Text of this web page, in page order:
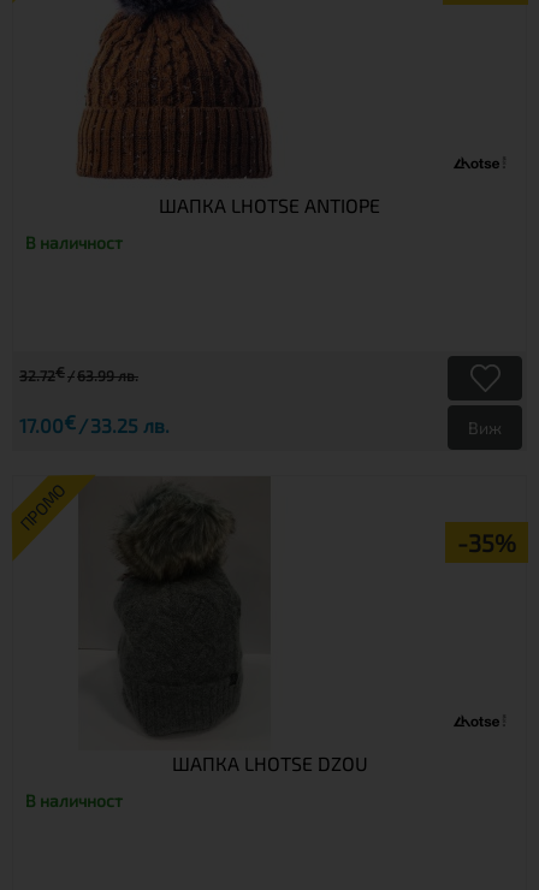
ШАПКА LHOTSE ANTIOPE
В наличност
32.72€ 63.99 лв.
17.00€ 33.25 лв. Виж
ПРОМО
-35%
ШАПКА LHOTSE DZOU
В наличност